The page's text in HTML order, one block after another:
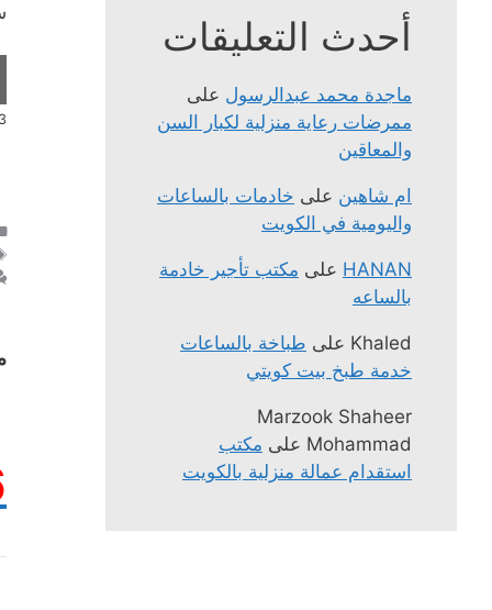
أحدث التعليقات
ماجدة محمد عبدالرسول على
ممرضات رعاية منزلية لكبار السن
والمعاقين
ام شاهين على خادمات بالساعات
واليومية في الكويت
HANAN على مكتب تأجير خادمة
بالساعه
Khaled على طباخة بالساعات
خدمة طبخ بيت كويتي
Marzook Shaheer
Mohammad على مكتب
استقدام عمالة منزلية بالكويت